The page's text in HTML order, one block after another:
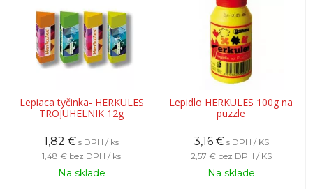
Lepiaca tyčinka- HERKULES
TROJUHELNIK 12g
1,82 € s DPH / ks
1,48 € bez DPH / ks
Na sklade
Lepidlo HERKULES 100g na
puzzle
3,16 € s DPH / KS
2,57 € bez DPH / KS
Na sklade